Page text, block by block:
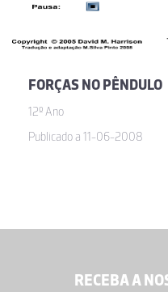
FORÇAS NO PÊNDULO
12º Ano
Publicado a 11-06-2008
RECEBA A